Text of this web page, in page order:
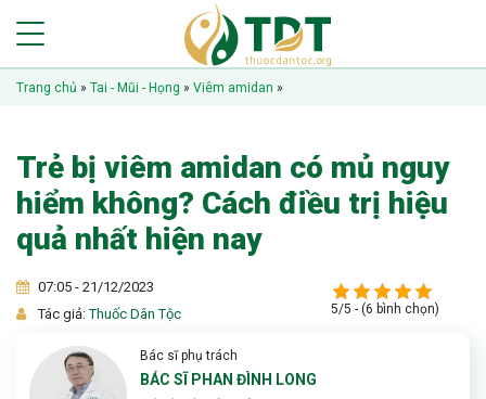
Trang chủ » Tai - Mũi - Họng » Viêm amidan »
Trẻ bị viêm amidan có mủ nguy
hiểm không? Cách điều trị hiệu
quả nhất hiện nay
07:05 - 21/12/2023
Tác giả:Thuốc Dân Tộc 5/5 - (6 bình chọn)
Bác sĩ phụ trách
BÁC SĨ PHAN ĐÌNH LONG